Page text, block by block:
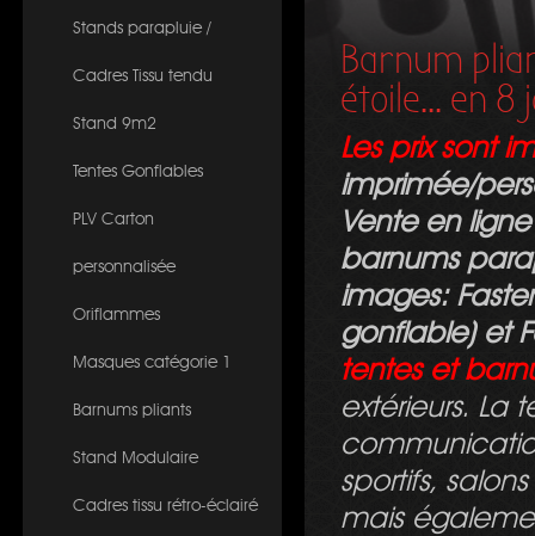
Stands parapluie /
Cadres Tissu tendu
Stand 9m2
Tentes Gonflables
PLV Carton
personnalisée
Oriflammes
Masques catégorie 1
Barnums pliants
Stand Modulaire
Cadres tissu rétro-éclairé
Barnum
étoile... en 8
Les prix sont
imprimée/
Vente en
barnums
images:
gonflable) et
tentes et
extérieurs. La
sportifs,
mais